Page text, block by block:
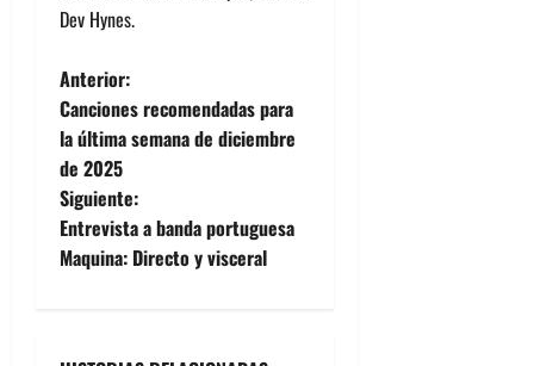
Dev Hynes.
N
a
v
e
Anterior:
Canciones recomendadas para
la última semana de diciembre
de 2025
Siguiente:
Entrevista a banda portuguesa
Maquina: Directo y visceral